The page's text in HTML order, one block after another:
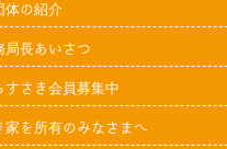
体の紹介
局長あいさつ
すさき会員募集中
家を所有のみなさまへ